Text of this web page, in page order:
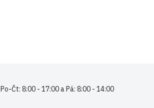
Po-Čt: 8:00 - 17:00 a Pá: 8:00 - 14:00